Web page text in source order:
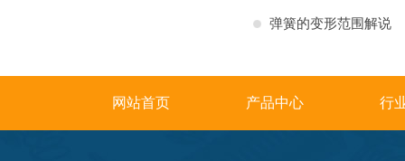
弹簧的变形范围解说
网站首页 产品中心 行